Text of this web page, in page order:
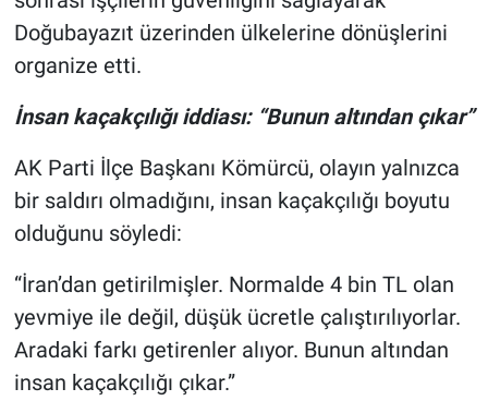
Doğubayazıt üzerinden ülkelerine dönüşlerini
organize etti.
İnsan kaçakçılığı iddiası: “Bunun altından çıkar”
AK Parti İlçe Başkanı Kömürcü, olayın yalnızca
bir saldırı olmadığını, insan kaçakçılığı boyutu
olduğunu söyledi:
“İran’dan getirilmişler. Normalde 4 bin TL olan
yevmiye ile değil, düşük ücretle çalıştırılıyorlar.
Aradaki farkı getirenler alıyor. Bunun altından
insan kaçakçılığı çıkar.”